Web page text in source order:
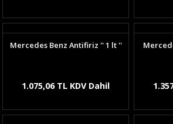
Mercedes Benz Antifiriz '' 1 lt ''
1.075,06 TL KDV Dahil